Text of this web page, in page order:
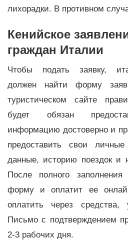
лихорадки. В противном
Кенийское
граждан Италии
Чтобы подать заявку,
должен найти форму
туристическом сайте
будет обязан
информацию достоверно и
предоставить свои
данные, историю поездок и
После полного
форму и оплатит ее
оплатить через
Письмо с подтверждением
2-3 рабочих дня.